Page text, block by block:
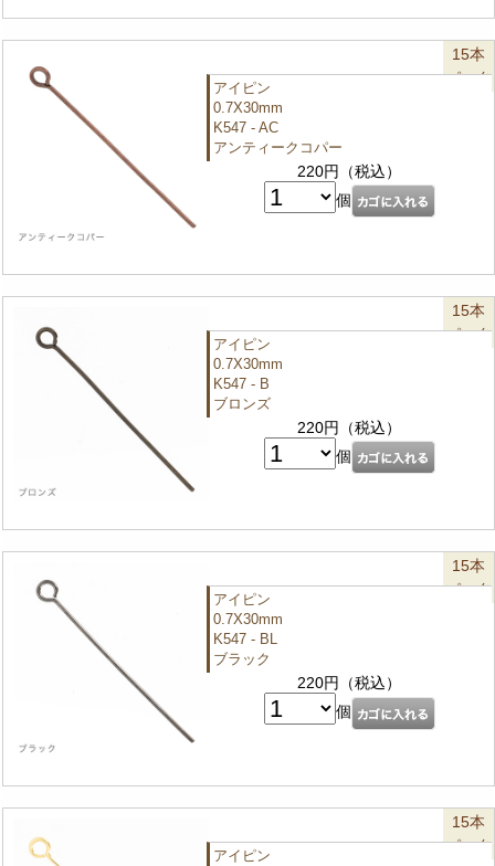
15本
パック
アイピン
0.7X30mm
K547 - AC
アンティークコパー
220円（税込）
個
15本
パック
アイピン
0.7X30mm
K547 - B
ブロンズ
220円（税込）
個
15本
パック
アイピン
0.7X30mm
K547 - BL
ブラック
220円（税込）
個
15本
パック
アイピン